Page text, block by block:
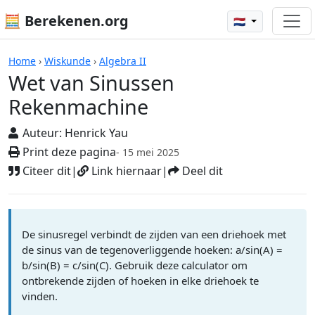
🧮 Berekenen.org 🇳🇱
Home › Wiskunde › Algebra II
Wet van Sinussen
Rekenmachine
Auteur: Henrick Yau
Print deze pagina- 15 mei 2025
Citeer dit| Link hiernaar| Deel dit
Rekenmachines
De sinusregel verbindt de zijden van een driehoek met
de sinus van de tegenoverliggende hoeken: a/sin(A) =
b/sin(B) = c/sin(C). Gebruik deze calculator om
ontbrekende zijden of hoeken in elke driehoek te
vinden.